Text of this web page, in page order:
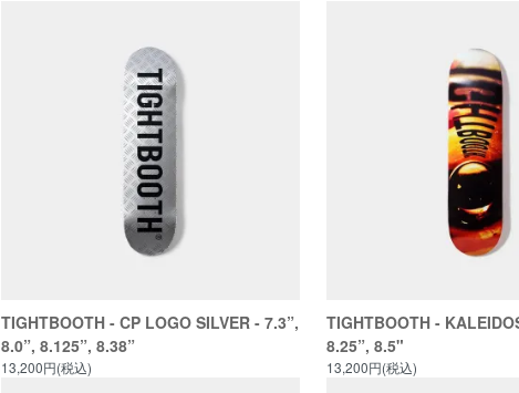
TIGHTBOOTH - CP LOGO SILVER - 7.3”,
8.0”, 8.125”, 8.38”
13,200円(税込)
TIGHTBOOTH -
8.25”, 8.5"
13,200円(税込)